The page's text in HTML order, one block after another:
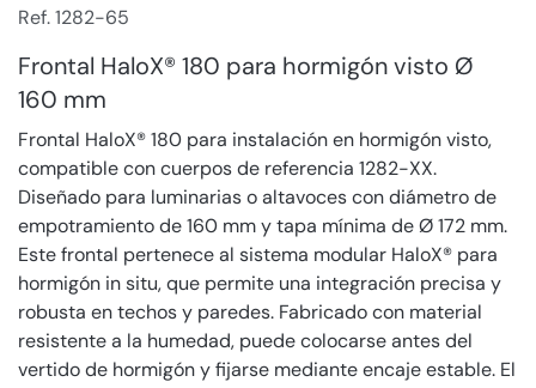
Ref. 1282-65
Frontal HaloX® 180 para hormigón visto Ø
160 mm
Frontal HaloX® 180 para instalación en hormigón visto,
compatible con cuerpos de referencia 1282-XX.
Diseñado para luminarias o altavoces con diámetro de
empotramiento de 160 mm y tapa mínima de Ø 172 mm.
Este frontal pertenece al sistema modular HaloX® para
hormigón in situ, que permite una integración precisa y
robusta en techos y paredes. Fabricado con material
resistente a la humedad, puede colocarse antes del
vertido de hormigón y fijarse mediante encaje estable. El